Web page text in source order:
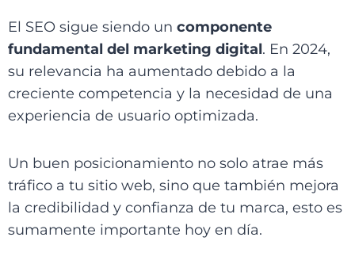
El SEO sigue siendo un componente
fundamental del marketing digital. En 2024,
su relevancia ha aumentado debido a la
creciente competencia y la necesidad de una
experiencia de usuario optimizada.
Un buen posicionamiento no solo atrae más
tráfico a tu sitio web, sino que también mejora
la credibilidad y confianza de tu marca, esto es
sumamente importante hoy en día.